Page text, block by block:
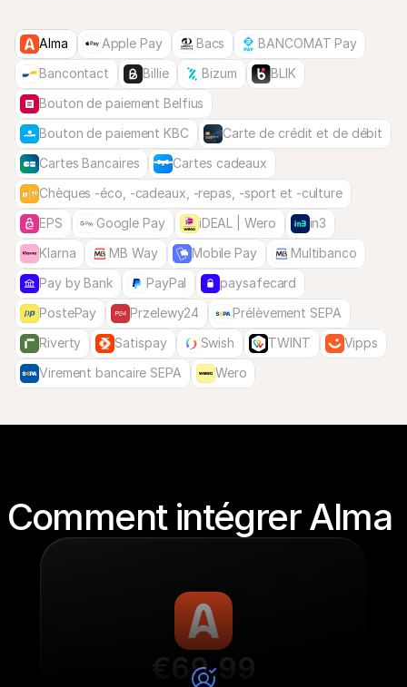
Alma Apple Pay Bacs
BANCOMAT Pay
Bancontact
Billie Bizum
BLIK
Bouton de paiement Belfius
Bouton de paiement KBC
Carte de crédit et de débit
Cartes Bancaires
Cartes cadeaux
Chèques -éco, -cadeaux, -repas, -sport et -culture
EPS
Google Pay iDEAL | Wero
in3
Klarna
MB Way Mobile Pay
Multibanco
Pay by Bank
PayPal
paysafecard
PostePay
Przelewy24
Prélèvement SEPA
Riverty
Satispay Swish TWINT
Vipps
Virement bancaire SEPA
Wero
Comment intégrer Alma
€69.99